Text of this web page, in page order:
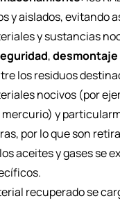
y aislados, evitando
y sustancias
,desmontaje
los residuos
nocivos (por
y
por lo que son
aceites y gases se
recuperado se